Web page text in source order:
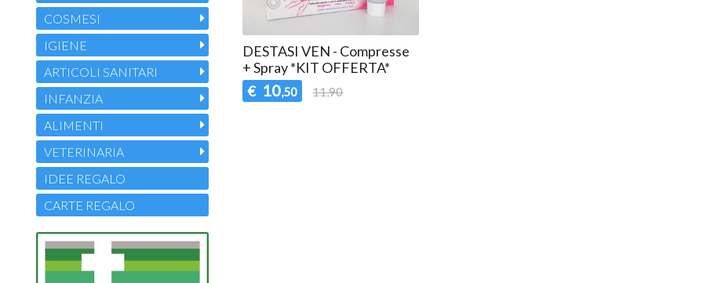
DESTASI VEN - Compresse
+ Spray *KIT OFFERTA*
€ 10,50 11,90
COSMESI
IGIENE
ARTICOLI SANITARI
INFANZIA
ALIMENTI
VETERINARIA
IDEE REGALO
CARTE REGALO